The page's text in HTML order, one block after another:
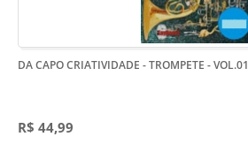
DA CAPO CRIATIVIDADE - TROMPETE - VOL.01
R$ 44,99